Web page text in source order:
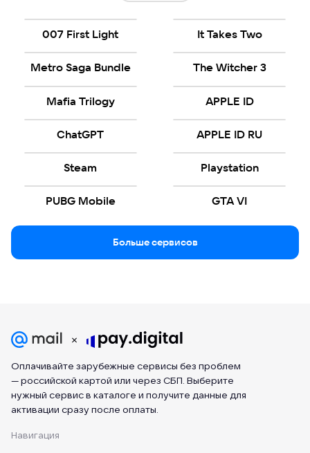
007 First Light It Takes Two
Metro Saga Bundle The Witcher 3
Mafia Trilogy APPLE ID
ChatGPT APPLE ID RU
Steam Playstation
PUBG Mobile GTA VI
Больше сервисов
Оплачивайте зарубежные сервисы без проблем
— российской картой или через СБП. Выберите
нужный сервис в каталоге и получите данные для
активации сразу после оплаты.
Навигация